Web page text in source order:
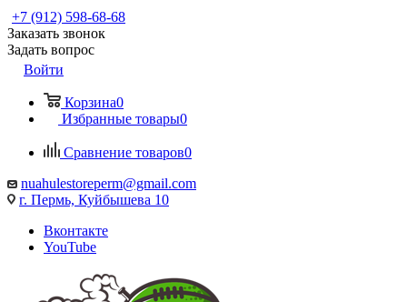
+7 (912) 598-68-68
Заказать звонок
Задать вопрос
Войти
Корзина0
Избранные товары0
Сравнение товаров0
nuahulestoreperm@gmail.com
г. Пермь, Куйбышева 10
Вконтакте
YouTube